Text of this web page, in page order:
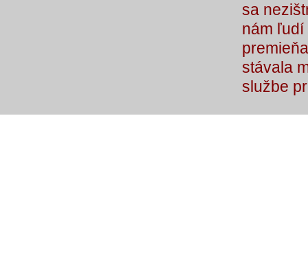
sa
nám
stávala
službe